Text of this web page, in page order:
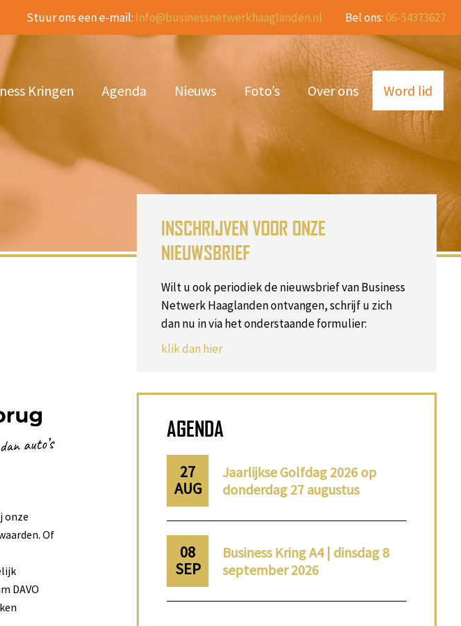
Stuur ons een e-mail: Info@businessnetwerkhaaglanden.nl Bel ons: 06-54373627
Kringen Agenda Nieuws Foto’s Over ons Word lid
onze
Of
DAVO
INSCHRIJVEN VOOR ONZE
NIEUWSBRIEF
Wilt u ook periodiek de nieuwsbrief van Business
Netwerk Haaglanden ontvangen, schrijf u zich
dan nu in via het onderstaande formulier:
klik dan hier
AGENDA
27
AUG
Jaarlijkse Golfdag 2026 op
donderdag 27 augustus
08
SEP
Business Kring A4 | dinsdag 8
september 2026